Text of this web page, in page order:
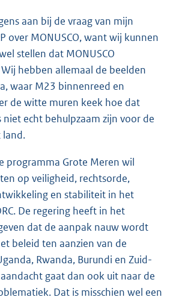
aan bij de vraag van mijn
over MONUSCO, want wij kunnen
stellen dat MONUSCO
hebben allemaal de beelden
waar M23 binnenreed en
de witte muren keek hoe dat
niet echt behulpzaam zijn voor de
land.
programma Grote Meren wil
op veiligheid, rechtsorde,
en stabiliteit in het
De regering heeft in het
dat de aanpak nauw wordt
beleid ten aanzien van de
Rwanda, Burundi en Zuid-
aandacht gaat dan ook uit naar de
Dat is misschien wel een